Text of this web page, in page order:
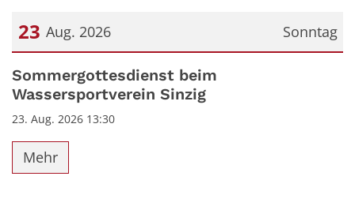
Sonntag
23 Aug. 2026
Datum: 23. August 2026
Sommergottesdienst beim
Wassersportverein Sinzig
23. Aug. 2026 13:30
Mehr